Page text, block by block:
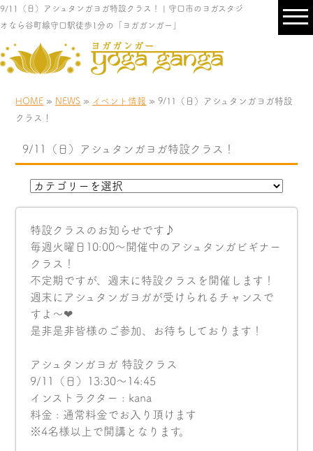
9/11（日）アシュタンガヨガ特設クラス！ | 守口市のヨガスタジ
オなら谷町線守口駅徒歩1分の「ヨガガンガー」
HOME » NEWS » イベント情報 » 9/11（日）アシュタンガヨガ特設
クラス！
9/11（日）アシュタンガヨガ特設クラス！
特設クラスのお知らせです♪
毎週火曜日10:00〜開催中のアシュタンガビギナー
クラス！
不定期ですが、週末に特設クラスを開催します！
週末にアシュタンガヨガが受けられるチャンスで
すよ〜❤︎
是非是非皆様のご参加、お待ちしております！
アシュタンガヨガ 特設クラス
9/11（日）13:30〜14:45
インストラクター : kana
料金 : 通常料金でお入り頂けます
※4名様以上で開講となります。